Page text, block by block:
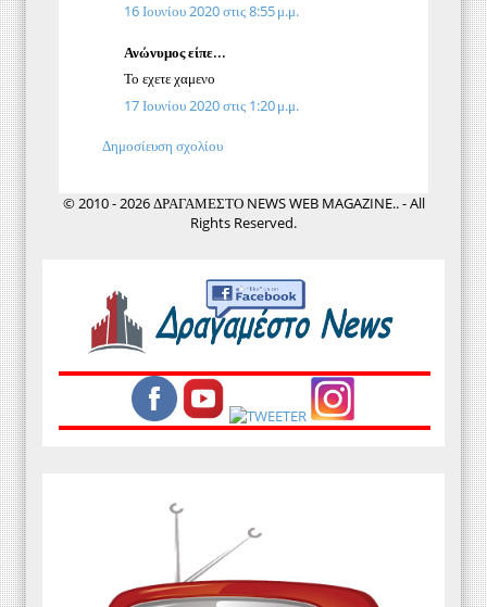
16 Ιουνίου 2020 στις 8:55 μ.μ.
Ανώνυμος είπε...
Το εχετε χαμενο
17 Ιουνίου 2020 στις 1:20 μ.μ.
Δημοσίευση σχολίου
© 2010 - 2026 ΔΡΑΓΑΜΕΣΤΟ NEWS WEB MAGAZINE.. - All
Rights Reserved.